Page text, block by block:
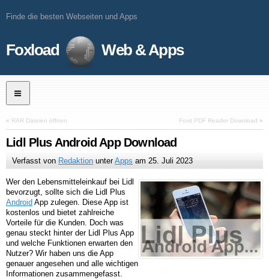
Finde die besten Webseiten und Apps
Foxload Web & Apps
« RAR Dateien öffnen Foxit PDF Reader Download »
Lidl Plus Android App Download
Verfasst von Redaktion unterApps am25. Juli 2023
Wer den Lebensmitteleinkauf bei Lidl
bevorzugt, sollte sich die Lidl Plus
Android App zulegen. Diese App ist
kostenlos und bietet zahlreiche
Vorteile für die Kunden. Doch was
genau steckt hinter der Lidl Plus App
und welche Funktionen erwarten den
Nutzer? Wir haben uns die App
genauer angesehen und alle wichtigen
Informationen zusammengefasst.